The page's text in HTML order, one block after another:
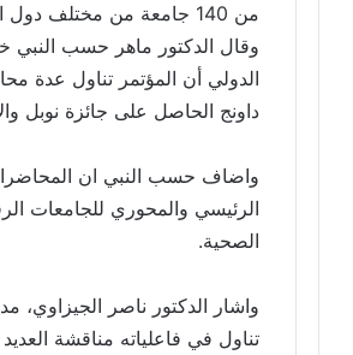
من 140 جامعة من مختلف دول العالم.
وقال الدكتور ماهر حسب النبي
الدولي أن المؤتمر تناول عدة
داونج الحاصل على جائزة نوبل
واضاف حسب النبي ان
الرئيسي والمحوري للجامعات
الصحية.
واشار الدكتور ناصر الجيزاوي،
تناول في فاعلياته مناقشة